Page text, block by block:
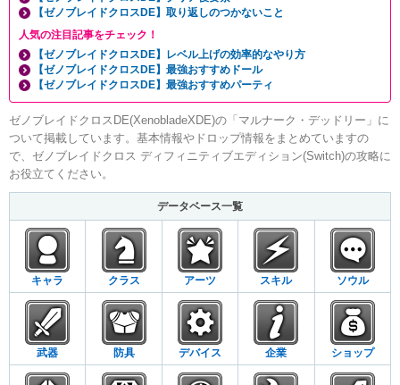
【ゼノブレイドクロスDE】取り返しのつかないこと
人気の注目記事をチェック！
【ゼノブレイドクロスDE】レベル上げの効率的なやり方
【ゼノブレイドクロスDE】最強おすすめドール
【ゼノブレイドクロスDE】最強おすすめパーティ
ゼノブレイドクロスDE(XenobladeXDE)の「マルナーク・デッドリー」に
ついて掲載しています。基本情報やドロップ情報をまとめていますの
で、ゼノブレイドクロス ディフィニティブエディション(Switch)の攻略に
お役立てください。
データベース一覧
キャラ クラス アーツ スキル ソウル
武器 防具 デバイス 企業 ショップ